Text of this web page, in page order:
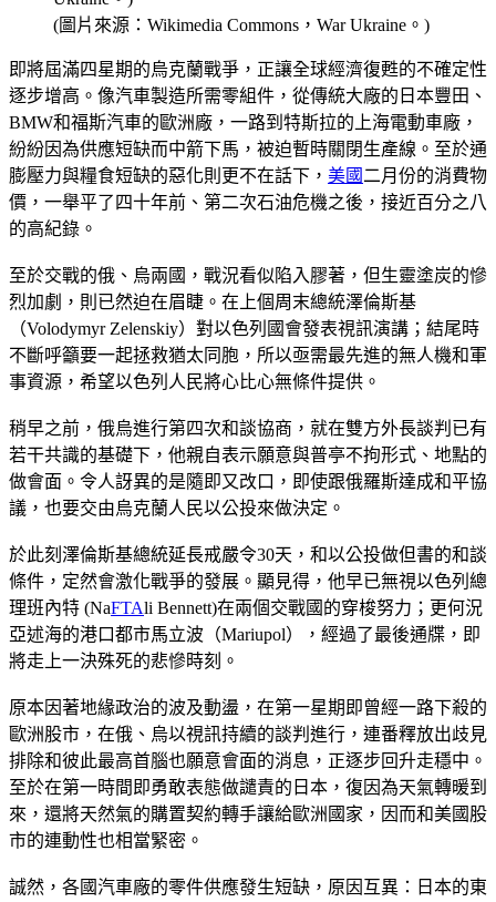
(圖片來源：Wikimedia Commons，War Ukraine。)
即將屆滿四星期的烏克蘭戰爭，正讓全球經濟復甦的不確定性
逐步增高。像汽車製造所需零組件，從傳統大廠的日本豐田、
BMW和福斯汽車的歐洲廠，一路到特斯拉的上海電動車廠，
紛紛因為供應短缺而中箭下馬，被迫暫時關閉生產線。至於通
膨壓力與糧食短缺的惡化則更不在話下， 美國 二月份的消費物
價，一舉平了四十年前、第二次石油危機之後，接近百分之八
的高紀錄。
至於交戰的俄、烏兩國，戰況看似陷入膠著，但生靈塗炭的慘
烈加劇，則已然迫在眉睫。在上個周末總統澤倫斯基
（Volodymyr Zelenskiy）對以色列國會發表視訊演講；結尾時
不斷呼籲要一起拯救猶太同胞，所以亟需最先進的無人機和軍
事資源，希望以色列人民將心比心無條件提供。
稍早之前，俄烏進行第四次和談協商，就在雙方外長談判已有
若干共識的基礎下，他親自表示願意與普亭不拘形式、地點的
做會面。令人訝異的是隨即又改口，即使跟俄羅斯達成和平協
議，也要交由烏克蘭人民以公投來做決定。
於此刻澤倫斯基總統延長戒嚴令30天，和以公投做但書的和談
條件，定然會激化戰爭的發展。顯見得，他早已無視以色列總
理班內特 (NaFTAli Bennett)在兩個交戰國的穿梭努力；更何況
亞述海的港口都市馬立波（Mariupol），經過了最後通牒，即
將走上一決殊死的悲慘時刻。
原本因著地緣政治的波及動盪，在第一星期即曾經一路下殺的
歐洲股市，在俄、烏以視訊持續的談判進行，連番釋放出歧見
排除和彼此最高首腦也願意會面的消息，正逐步回升走穩中。
至於在第一時間即勇敢表態做譴責的日本，復因為天氣轉暖到
來，還將天然氣的購置契約轉手讓給歐洲國家，因而和美國股
市的連動性也相當緊密。
誠然，各國汽車廠的零件供應發生短缺，原因互異：日本的東